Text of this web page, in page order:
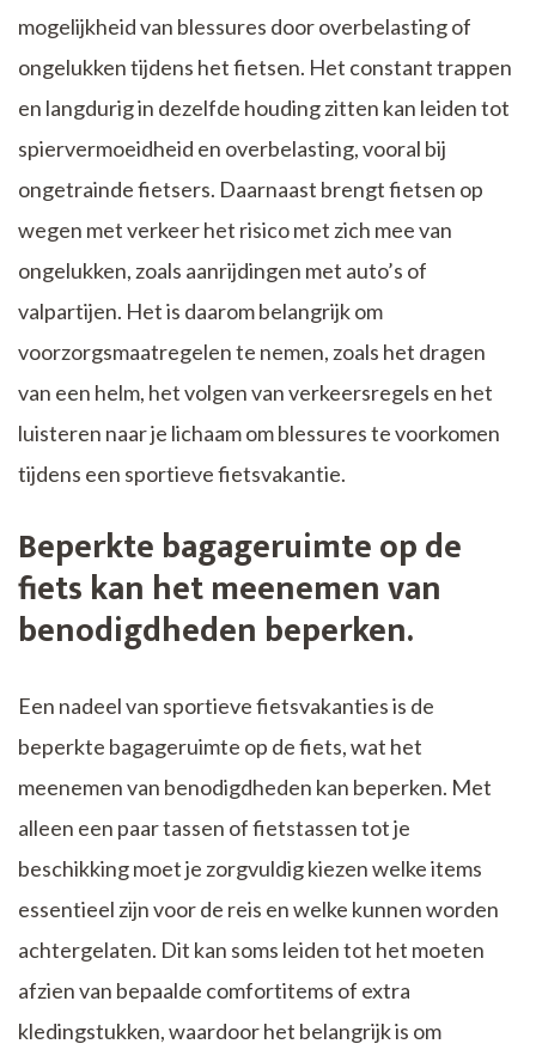
mogelijkheid van blessures door overbelasting of
ongelukken tijdens het fietsen. Het constant trappen
en langdurig in dezelfde houding zitten kan leiden tot
spiervermoeidheid en overbelasting, vooral bij
ongetrainde fietsers. Daarnaast brengt fietsen op
wegen met verkeer het risico met zich mee van
ongelukken, zoals aanrijdingen met auto’s of
valpartijen. Het is daarom belangrijk om
voorzorgsmaatregelen te nemen, zoals het dragen
van een helm, het volgen van verkeersregels en het
luisteren naar je lichaam om blessures te voorkomen
tijdens een sportieve fietsvakantie.
Beperkte bagageruimte op de
fiets kan het meenemen van
benodigdheden beperken.
Een nadeel van sportieve fietsvakanties is de
beperkte bagageruimte op de fiets, wat het
meenemen van benodigdheden kan beperken. Met
alleen een paar tassen of fietstassen tot je
beschikking moet je zorgvuldig kiezen welke items
essentieel zijn voor de reis en welke kunnen worden
achtergelaten. Dit kan soms leiden tot het moeten
afzien van bepaalde comfortitems of extra
kledingstukken, waardoor het belangrijk is om